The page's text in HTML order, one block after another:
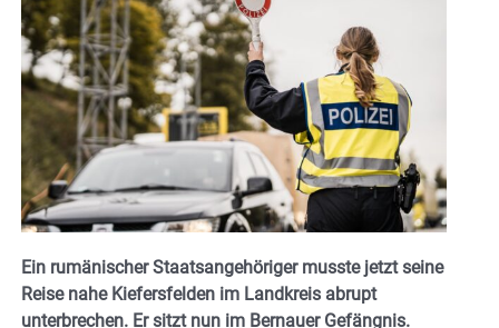
Ein rumänischer Staatsangehöriger musste jetzt seine
Reise nahe Kiefersfelden im Landkreis abrupt
unterbrechen. Er sitzt nun im Bernauer Gefängnis.